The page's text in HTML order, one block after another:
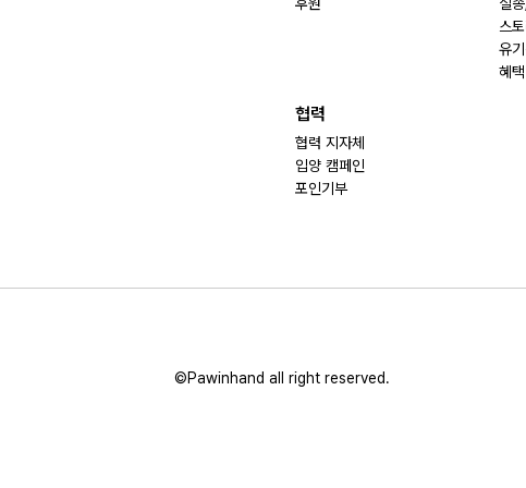
스토
유
혜택
협력
협력 지자체
입양 캠페인
포인기부
©Pawinhand all right reserved.